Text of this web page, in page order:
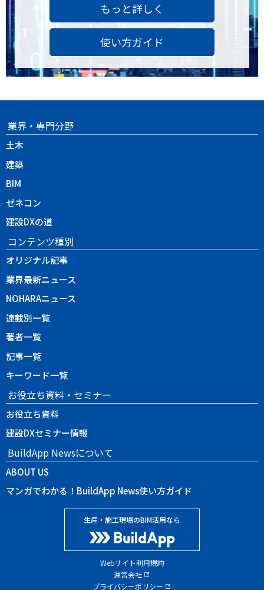
もっと詳しく
使い方ガイド
業界・専門分野
土木
建築
BIM
ゼネコン
建設DXの道
コンテンツ種別
オリジナル記事
業界最新ニュース
NOHARAニュース
連載別一覧
著者一覧
記事一覧
キーワード一覧
お役立ち資料・セミナー
お役立ち資料
建設DXセミナー情報
BuildApp Newsについて
ABOUT US
マンガでわかる！BuildApp News使い方ガイド
生産・施工現場のBIM活用なら
Webサイト利用規約
運営会社
プライバシーポリシー